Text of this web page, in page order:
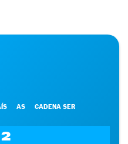
AS CADENA SER
2